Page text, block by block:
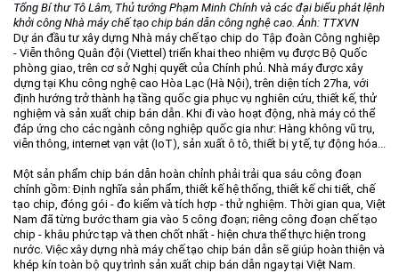
Tổng Bí thư Tô Lâm, Thủ tướng Phạm Minh Chính và các đại biểu phát lệnh
khởi công Nhà máy chế tạo chip bán dẫn công nghệ cao. Ảnh: TTXVN
Dự án đầu tư xây dựng Nhà máy chế tạo chip do Tập đoàn Công nghiệp
- Viễn thông Quân đội (Viettel) triển khai theo nhiệm vụ được Bộ Quốc
phòng giao, trên cơ sở Nghị quyết của Chính phủ. Nhà máy được xây
dựng tại Khu công nghệ cao Hòa Lạc (Hà Nội), trên diện tích 27ha, với
định hướng trở thành hạ tầng quốc gia phục vụ nghiên cứu, thiết kế, thử
nghiệm và sản xuất chip bán dẫn. Khi đi vào hoạt động, nhà máy có thể
đáp ứng cho các ngành công nghiệp quốc gia như: Hàng không vũ trụ,
viễn thông, internet vạn vật (IoT), sản xuất ô tô, thiết bị y tế, tự động hóa...
Một sản phẩm chip bán dẫn hoàn chỉnh phải trải qua sáu công đoạn
chính gồm: Định nghĩa sản phẩm, thiết kế hệ thống, thiết kế chi tiết, chế
tạo chip, đóng gói - đo kiểm và tích hợp - thử nghiệm. Thời gian qua, Việt
Nam đã từng bước tham gia vào 5 công đoạn; riêng công đoạn chế tạo
chip - khâu phức tạp và then chốt nhất - hiện chưa thể thực hiện trong
nước. Việc xây dựng nhà máy chế tạo chip bán dẫn sẽ giúp hoàn thiện và
khép kín toàn bộ quy trình sản xuất chip bán dẫn ngay tại Việt Nam.